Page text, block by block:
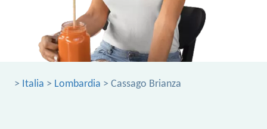
> Italia > Lombardia > Cassago Brianza